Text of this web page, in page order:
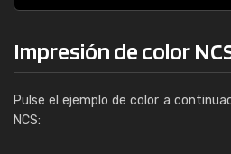
Impresión de color
Pulse el ejemplo de color a
NCS: